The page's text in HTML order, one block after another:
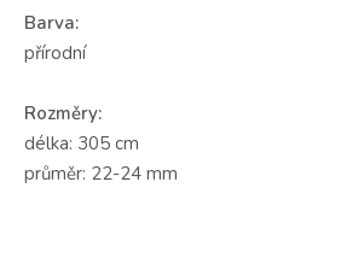
Barva:
přírodní
Rozměry:
délka: 305 cm
průměr: 22-24 mm